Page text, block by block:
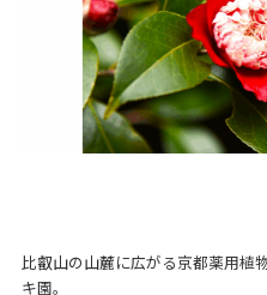
比叡山の山麓に広がる京都薬用植
キ園。